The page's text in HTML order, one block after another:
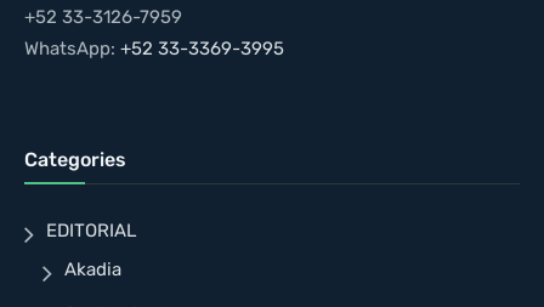
+52 33-3126-7959
WhatsApp: +52 33-3369-3995
Categories
EDITORIAL
Akadia